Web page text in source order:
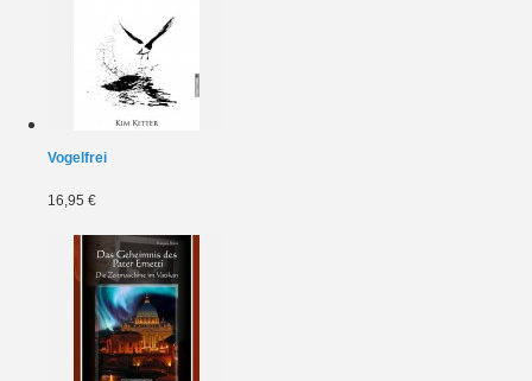
Vogelfrei
16,95 €